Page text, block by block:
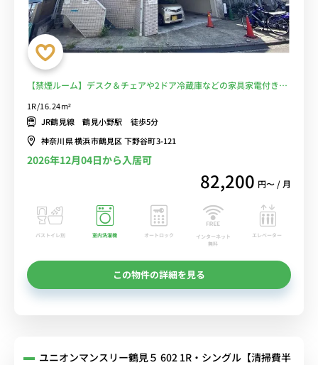
【禁煙ルーム】デスク＆チェアや2ドア冷蔵庫などの家具家電付き。
「まいばすけっと」や「ライフ」があり買い物に便利■選べるWi-Fi
格安レンタル中！
1R/16.24m²
JR鶴見線 鶴見小野駅 徒歩5分
神奈川県 横浜市鶴見区 下野谷町3-121
2026年12月04日から入居可
82,200 円〜 / 月
バストイレ別 室内洗濯機 オートロック
インターネット
無料
エレベーター
この物件の詳細を見る
ユニオンマンスリー鶴見５ 602 1R・シングル【清掃費半